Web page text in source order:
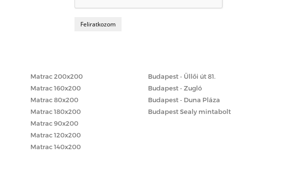
Matrac 200x200
Matrac 160x200
Matrac 80x200
Matrac 180x200
Matrac 90x200
Matrac 120x200
Matrac 140x200
Budapest - Üllői út 81.
Budapest - Zugló
Budapest - Duna Pláza
Budapest Sealy mintabolt